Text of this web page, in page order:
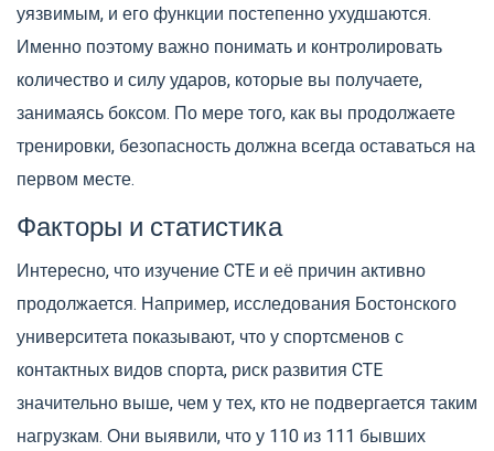
уязвимым, и его функции постепенно ухудшаются.
Именно поэтому важно понимать и контролировать
количество и силу ударов, которые вы получаете,
занимаясь боксом. По мере того, как вы продолжаете
тренировки, безопасность должна всегда оставаться на
первом месте.
Факторы и статистика
Интересно, что изучение CTE и её причин активно
продолжается. Например, исследования Бостонского
университета показывают, что у спортсменов с
контактных видов спорта, риск развития CTE
значительно выше, чем у тех, кто не подвергается таким
нагрузкам. Они выявили, что у 110 из 111 бывших